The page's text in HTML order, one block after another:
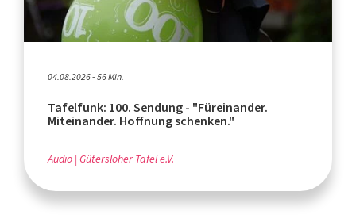
04.08.2026 - 56 Min.
Tafelfunk: 100. Sendung - "Füreinander.
Miteinander. Hoffnung schenken."
Audio Gütersloher Tafel e.V.